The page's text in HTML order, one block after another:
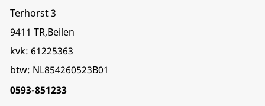
Terhorst 3
9411 TR,Beilen
kvk: 61225363
btw: NL854260523B01
0593-851233